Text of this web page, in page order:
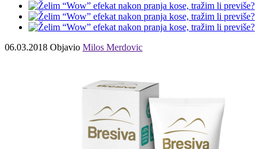
06.03.2018 Objavio Milos Merdovic